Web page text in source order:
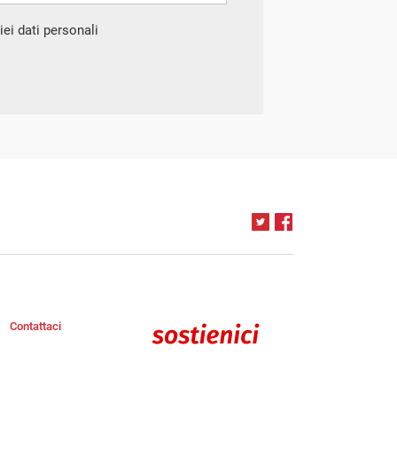
dati personali
Contattaci